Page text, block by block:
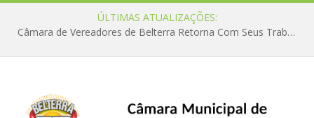
ÚLTIMAS ATUALIZAÇÕES:
Câmara de Vereadores de Belterra Retorna Com Seus Trabalhos Legislativos